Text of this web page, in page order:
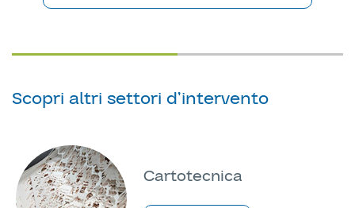
Scopri altri settori d’intervento
Cartotecnica